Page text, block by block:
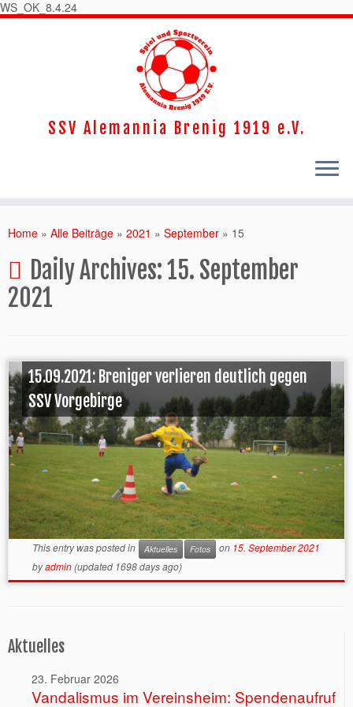
WS_OK_8.4.24
SSV Alemannia Brenig 1919 e.V.
Home » Alle Beiträge » 2021 » September » 15
Daily Archives:15. September
2021
15.09.2021: Breniger verlieren deutlich gegen
SSV Vorgebirge
This entry was posted in Aktuelles Fotos on 15. September 2021
byadmin(updated 1698 days ago)
Aktuelles
23. Februar 2026
Vandalismus im Vereinsheim: Spendenaufruf